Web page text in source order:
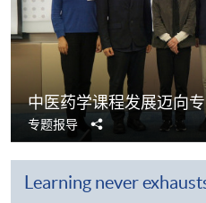
中医药学课程发展迈向​​
专题报导
分
享
Learning never